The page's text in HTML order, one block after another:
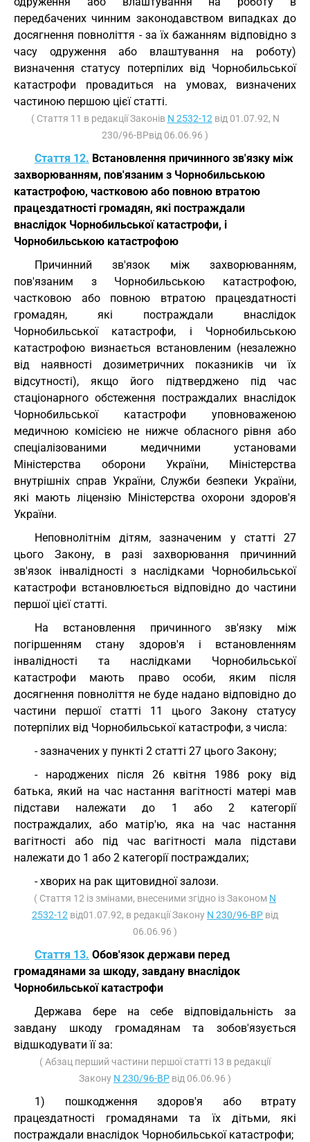
передбачених чинним законодавством випадках до
досягнення повноліття - за їх бажанням відповідно з
часу одруження або влаштування на роботу)
визначення статусу потерпілих від Чорнобильської
катастрофи провадиться на умовах, визначених
частиною першою цієї статті.
( Стаття 11 в редакції Законів N 2532-12 від 01.07.92, N
230/96-ВРвід 06.06.96 )
Стаття 12. Встановлення причинного зв'язку між
захворюванням, пов'язаним з Чорнобильською
катастрофою, частковою або повною втратою
працездатності громадян, які постраждали
внаслідок Чорнобильської катастрофи, і
Чорнобильською катастрофою
Причинний зв'язок між захворюванням,
пов'язаним з Чорнобильською катастрофою,
частковою або повною втратою працездатності
громадян, які постраждали внаслідок
Чорнобильської катастрофи, і Чорнобильською
катастрофою визнається встановленим (незалежно
від наявності дозиметричних показників чи їх
відсутності), якщо його підтверджено під час
стаціонарного обстеження постраждалих внаслідок
Чорнобильської катастрофи уповноваженою
медичною комісією не нижче обласного рівня або
спеціалізованими медичними установами
Міністерства оборони України, Міністерства
внутрішніх справ України, Служби безпеки України,
які мають ліцензію Міністерства охорони здоров'я
України.
Неповнолітнім дітям, зазначеним у статті 27
цього Закону, в разі захворювання причинний
зв'язок інвалідності з наслідками Чорнобильської
катастрофи встановлюється відповідно до частини
першої цієї статті.
На встановлення причинного зв'язку між
погіршенням стану здоров'я і встановленням
інвалідності та наслідками Чорнобильської
катастрофи мають право особи, яким після
досягнення повноліття не буде надано відповідно до
частини першої статті 11 цього Закону статусу
потерпілих від Чорнобильської катастрофи, з числа:
- зазначених у пункті 2 статті 27 цього Закону;
- народжених після 26 квітня 1986 року від
батька, який на час настання вагітності матері мав
підстави належати до 1 або 2 категорії
постраждалих, або матір'ю, яка на час настання
вагітності або під час вагітності мала підстави
належати до 1 або 2 категорії постраждалих;
- хворих на рак щитовидної залози.
( Стаття 12 із змінами, внесеними згідно із Законом N
2532-12 від01.07.92, в редакції Закону N 230/96-ВР від
06.06.96 )
Стаття 13. Обов'язок держави перед
громадянами за шкоду, завдану внаслідок
Чорнобильської катастрофи
Держава бере на себе відповідальність за
завдану шкоду громадянам та зобов'язується
відшкодувати її за:
( Абзац перший частини першої статті 13 в редакції
Закону N 230/96-ВР від 06.06.96 )
1) пошкодження здоров'я або втрату
працездатності громадянами та їх дітьми, які
постраждали внаслідок Чорнобильської катастрофи;